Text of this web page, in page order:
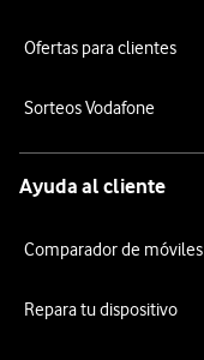
Ofertas para clientes
Sorteos Vodafone
Ayuda al cliente
Comparador de móviles
Repara tu dispositivo